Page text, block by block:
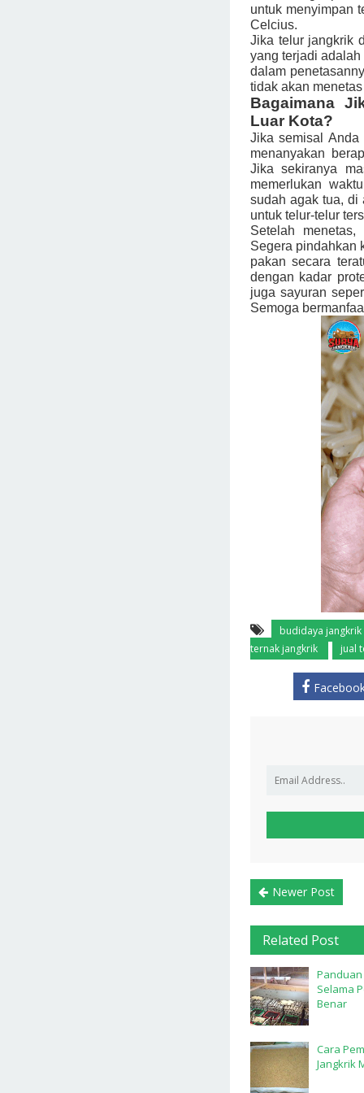
untuk menyimpan
Celcius.
Jika telur jangkrik
yang terjadi adalah
dalam
tidak akan
Bagaimana
Luar Kota?
Jika semisal
menanyakan
Jika sekiranya
memerlukan
sudah agak tua, di
untuk telur-telur
Setelah
Segera pindahkan
pakan secara
dengan kadar
juga sayuran
Semoga
budidaya jangkrik
ternak jangkrik
jual
Newer Post
Related Post
Panduan
Selama
Benar
Cara
Jangkrik